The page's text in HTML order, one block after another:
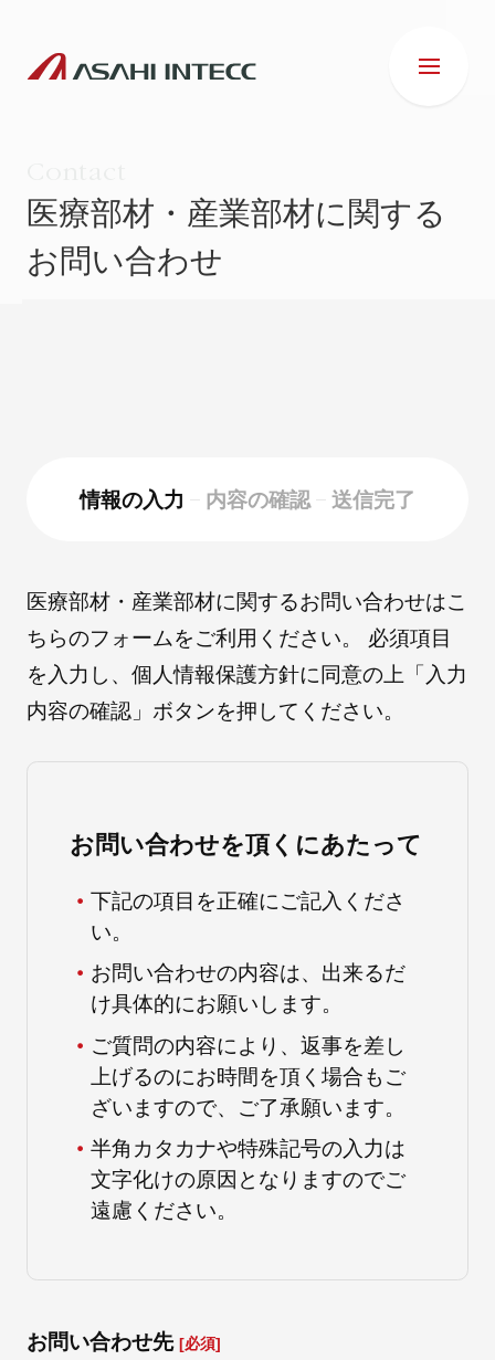
会社情報
ESG
自社ブランド製品 医療機器・医療部材・産業部材
やさしくわかる病気と治療
ニュースリリース
朝日インテックとは
医療関係の皆さまへ
メディア情報
お問い合わせ
医療部材・産業部材に関する
お問い合わせ
情報の入力 内容の確認 送信完了
医療部材・産業部材に関するお問い合わせはこ
ちらのフォームをご利用ください。 必須項目
を入力し、個人情報保護方針に同意の上「入力
内容の確認」ボタンを押してください。
お問い合わせを頂くにあたって
下記の項目を正確にご記入くださ
い。
お問い合わせの内容は、出来るだ
け具体的にお願いします。
ご質問の内容により、返事を差し
上げるのにお時間を頂く場合もご
ざいますので、ご了承願います。
半角カタカナや特殊記号の入力は
文字化けの原因となりますのでご
遠慮ください。
お問い合わせ先 [必須]